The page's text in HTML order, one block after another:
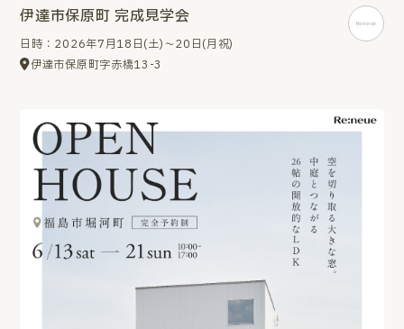
伊達市保原町 完成見学会
日時：2026年7月18日(土)～20日(月祝)
伊達市保原町字赤橋13-3